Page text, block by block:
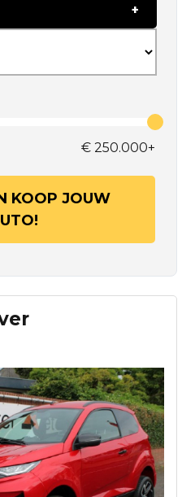
€ 250.000+
KOOP JOUW